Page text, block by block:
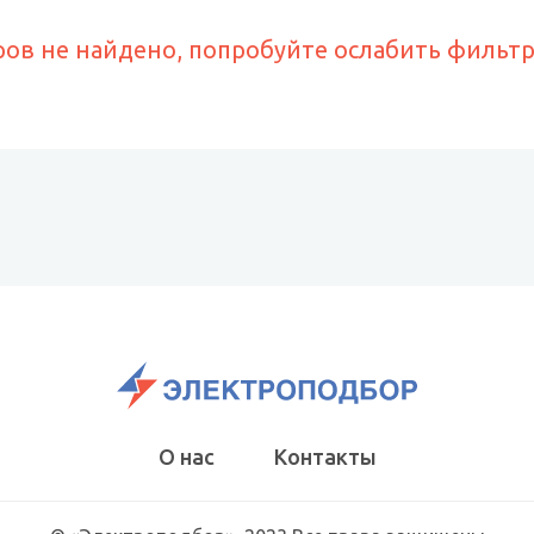
не найдено, попробуйте ослабить
О нас Контакты